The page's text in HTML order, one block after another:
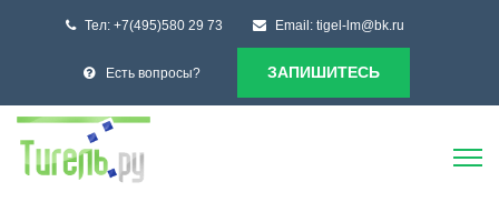
Тел: +7(495)580 29 73 Email: tigel-lm@bk.ru
Есть вопросы? ЗАПИШИТЕСЬ